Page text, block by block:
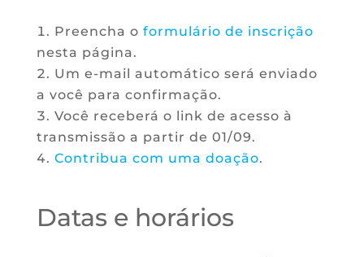
Preencha o formulário de inscrição
nesta página.
Um e-mail automático será enviado
a você para confirmação.
Você receberá o link de acesso à
transmissão a partir de 01/09.
Contribua com uma doação.
Datas e horários